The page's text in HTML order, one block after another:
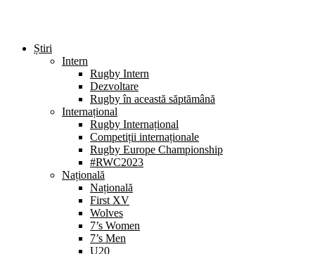
Știri
Intern
Rugby Intern
Dezvoltare
Rugby în această săptămână
Internațional
Rugby Internațional
Competiții internaționale
Rugby Europe Championship
#RWC2023
Națională
Națională
First XV
Wolves
7’s Women
7’s Men
U20